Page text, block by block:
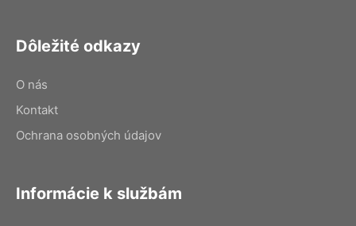
Dôležité odkazy
O nás
Kontakt
Ochrana osobných údajov
Informácie k službám